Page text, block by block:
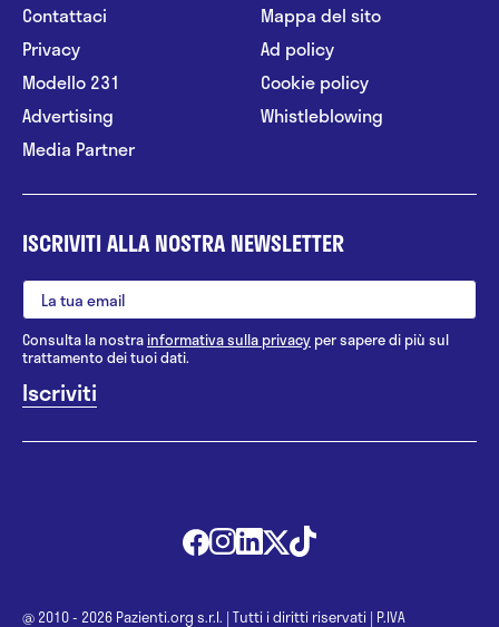
Contattaci
Privacy
Modello 231
Advertising
Media Partner
Mappa del sito
Ad policy
Cookie policy
Whistleblowing
ISCRIVITI ALLA NOSTRA NEWSLETTER
Consulta la nostrainformativa sulla privacy per sapere di più sul
trattamento dei tuoi dati.
@ 2010 - 2026 Pazienti.org s.r.l. | Tutti i diritti riservati | P.IVA